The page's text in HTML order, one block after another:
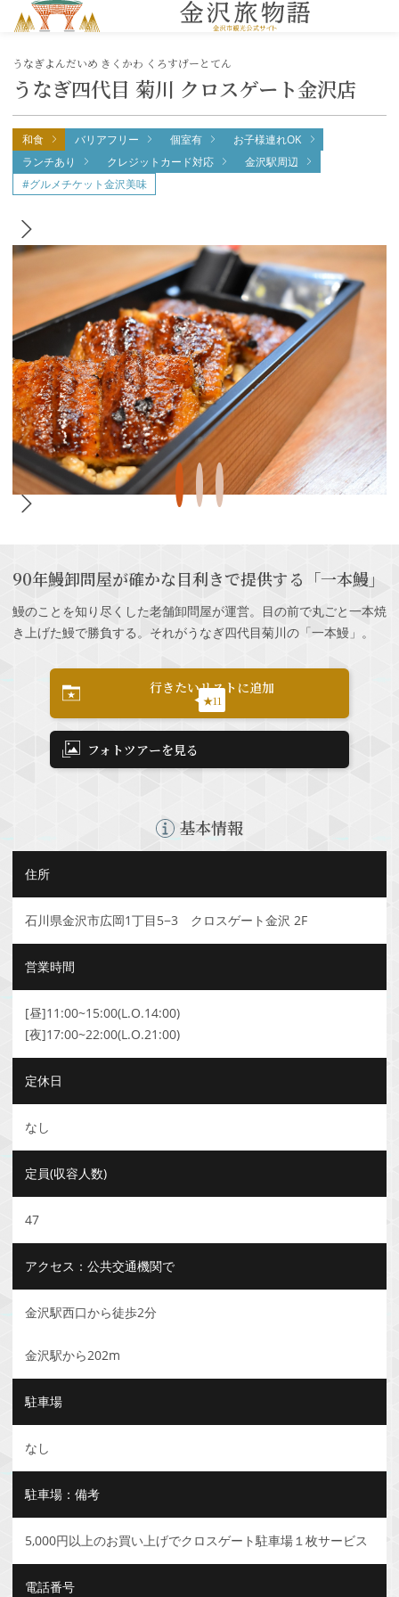
うなぎ四代目 菊川 クロスゲート金沢店
うなぎよんだいめ きくかわ くろすげーとてん
和食 バリアフリー 個室有
お子様連れOK
ランチあり
クレジットカード対応
金沢駅周辺
#グルメチケット金沢美味
90年鰻卸問屋が確かな目利きで提供する「一本鰻」
鰻のことを知り尽くした老舗卸問屋が運営。目の前で丸ごと一本焼
き上げた鰻で勝負する。それがうなぎ四代目菊川の「一本鰻」。
行きたいリストに追加
★11
フォトツアーを見る
基本情報
住所
石川県金沢市広岡1丁目5−3 クロスゲート金沢 2F
営業時間
[昼]11:00~15:00(L.O.14:00)
[夜]17:00~22:00(L.O.21:00)
定休日
なし
定員(収容人数)
47
アクセス：公共交通機関で
金沢駅西口から徒歩2分
金沢駅から202m
駐車場
なし
駐車場：備考
5,000円以上のお買い上げでクロスゲート駐車場１枚サービス
電話番号